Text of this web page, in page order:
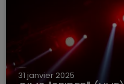
31 janvier 2025